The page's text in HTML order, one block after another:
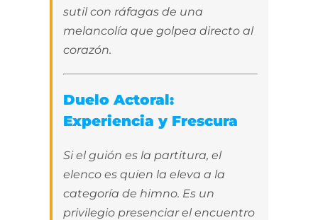
sutil con ráfagas de una
melancolía que golpea directo al
corazón.
Duelo Actoral:
Experiencia y Frescura
Si el guión es la partitura, el
elenco es quien la eleva a la
categoría de himno. Es un
privilegio presenciar el encuentro